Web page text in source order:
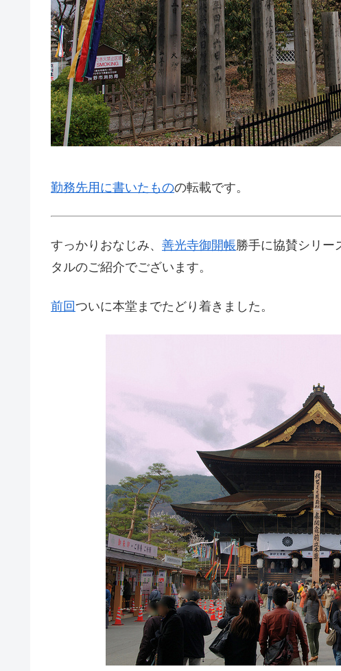
勤務先用に書いたものの転載です。
すっかりおなじみ、 善光寺御開帳勝手に協賛シリー
タルのご紹介でございます。
前回ついに本堂までたどり着きました。